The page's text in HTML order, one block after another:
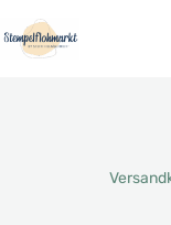
Inhalt
springen